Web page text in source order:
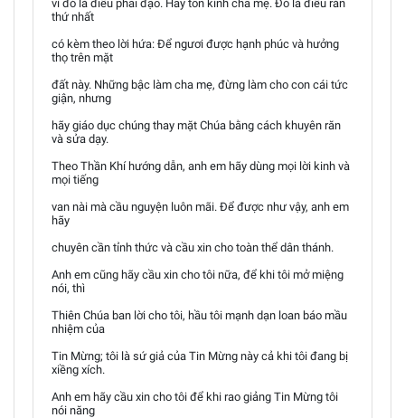
vì đó là điều phải đạo. Hãy tôn kính cha mẹ. Đó là điều răn
thứ nhất
có kèm theo lời hứa: Để ngươi được hạnh phúc và hưởng
thọ trên mặt
đất này. Những bậc làm cha mẹ, đừng làm cho con cái tức
giận, nhưng
hãy giáo dục chúng thay mặt Chúa bằng cách khuyên răn
và sửa dạy.
Theo Thần Khí hướng dẫn, anh em hãy dùng mọi lời kinh và
mọi tiếng
van nài mà cầu nguyện luôn mãi. Để được như vậy, anh em
hãy
chuyên cần tỉnh thức và cầu xin cho toàn thể dân thánh.
Anh em cũng hãy cầu xin cho tôi nữa, để khi tôi mở miệng
nói, thì
Thiên Chúa ban lời cho tôi, hầu tôi mạnh dạn loan báo mầu
nhiệm của
Tin Mừng; tôi là sứ giả của Tin Mừng này cả khi tôi đang bị
xiềng xích.
Anh em hãy cầu xin cho tôi để khi rao giảng Tin Mừng tôi
nói năng